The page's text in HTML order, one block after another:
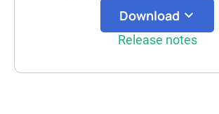
Download
Release notes